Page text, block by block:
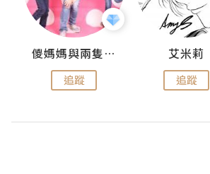
儍媽媽與兩隻小魔怪之家
追蹤
艾米莉
追蹤